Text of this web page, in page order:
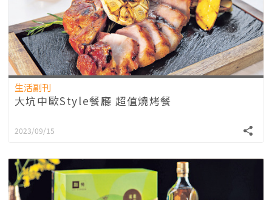
生活副刊
大坑中歐Style餐廳 超值燒烤餐
2023/09/15